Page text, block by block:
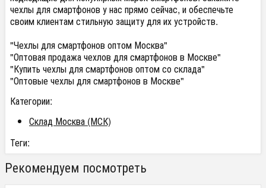
чехлы для смартфонов у нас прямо сейчас, и обеспечьте
своим клиентам стильную защиту для их устройств.
"Чехлы для смартфонов оптом Москва"
"Оптовая продажа чехлов для смартфонов в Москве"
"Купить чехлы для смартфонов оптом со склада"
"Оптовые чехлы для смартфонов в Москве"
Категории:
Склад Москва (МСК)
Теги:
Рекомендуем посмотреть